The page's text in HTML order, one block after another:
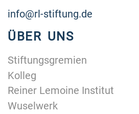
info@rl-stiftung.de
ÜBER UNS
Stiftungsgremien
Kolleg
Reiner Lemoine Institut
Wuselwerk